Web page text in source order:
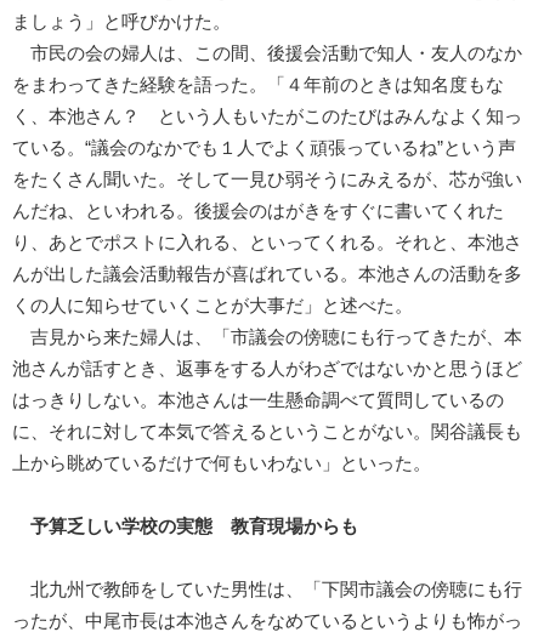
ましょう」と呼びかけた。
市民の会の婦人は、この間、後援会活動で知人・友人のなか
をまわってきた経験を語った。「４年前のときは知名度もな
く、本池さん？ という人もいたがこのたびはみんなよく知っ
ている。“議会のなかでも１人でよく頑張っているね”という声
をたくさん聞いた。そして一見ひ弱そうにみえるが、芯が強い
んだね、といわれる。後援会のはがきをすぐに書いてくれた
り、あとでポストに入れる、といってくれる。それと、本池さ
んが出した議会活動報告が喜ばれている。本池さんの活動を多
くの人に知らせていくことが大事だ」と述べた。
吉見から来た婦人は、「市議会の傍聴にも行ってきたが、本
池さんが話すとき、返事をする人がわざではないかと思うほど
はっきりしない。本池さんは一生懸命調べて質問しているの
に、それに対して本気で答えるということがない。関谷議長も
上から眺めているだけで何もいわない」といった。
予算乏しい学校の実態 教育現場からも
北九州で教師をしていた男性は、「下関市議会の傍聴にも行
ったが、中尾市長は本池さんをなめているというよりも怖がっ